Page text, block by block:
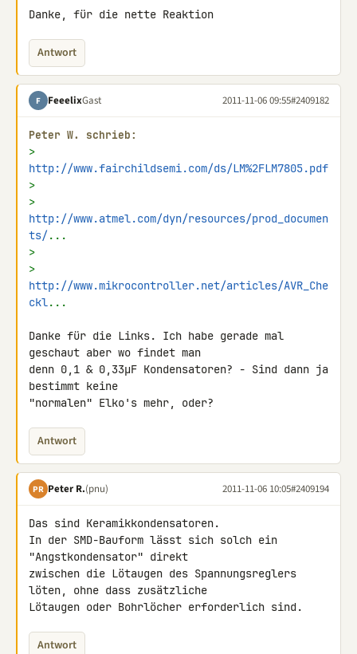
Danke, für die nette Reaktion
Antwort
F FeeelixGast 2011-11-06 09:55#2409182
Peter W. schrieb:
http://www.fairchildsemi.com/ds/LM%2FLM7805.pdf
>
http://www.atmel.com/dyn/resources/prod_documen
ts/...
>
http://www.mikrocontroller.net/articles/AVR_Che
ckl...
Danke für die Links. Ich habe gerade mal
geschaut aber wo findet man
denn 0,1 & 0,33µF Kondensatoren? - Sind dann ja
bestimmt keine
"normalen" Elko's mehr, oder?
Antwort
PR Peter R.(pnu) 2011-11-06 10:05#2409194
Das sind Keramikkondensatoren.
In der SMD-Bauform lässt sich solch ein
"Angstkondensator" direkt
zwischen die Lötaugen des Spannungsreglers
löten, ohne dass zusätzliche
Lötaugen oder Bohrlöcher erforderlich sind.
Antwort